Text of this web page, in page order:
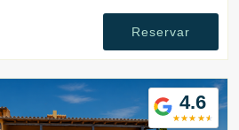
Reservar
4.6